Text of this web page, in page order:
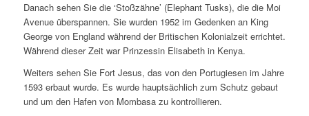
Danach sehen Sie die ‘Stoßzähne’ (Elephant Tusks), die die Moi
Avenue überspannen. Sie wurden 1952 im Gedenken an King
George von England während der Britischen Kolonialzeit errichtet.
Während dieser Zeit war Prinzessin Elisabeth in Kenya.
Weiters sehen Sie Fort Jesus, das von den Portugiesen im Jahre
1593 erbaut wurde. Es wurde hauptsächlich zum Schutz gebaut
und um den Hafen von Mombasa zu kontrollieren.